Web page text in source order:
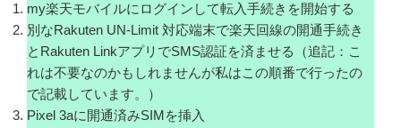
my楽天モバイルにログインして転入手続きを開始する
別なRakuten UN-Limit 対応端末で楽天回線の開通手続き
とRakuten LinkアプリでSMS認証を済ませる（追記：こ
れは不要なのかもしれませんが私はこの順番で行ったの
で記載しています。）
Pixel 3aに開通済みSIMを挿入